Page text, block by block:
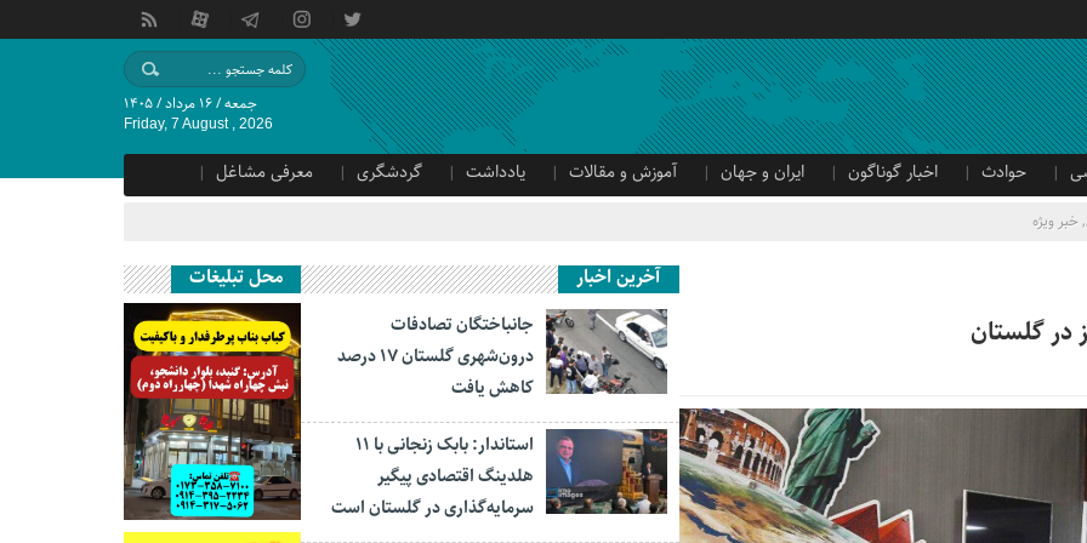
جمعه / ۱۶ مرداد / ۱۴۰۵
Friday, 7 August , 2026
حوادث اخبار گوناگون ایران و جهان آموزش و مقالات یادداشت گردشگری
معرفی مشاغل
,خبر ویژه
آخرین اخبار
جانباختگان تصادفات
درون‌شهری گلستان ۱۷ درصد
کاهش یافت
استاندار: بابک زنجانی با ۱۱
هلدینگ اقتصادی پیگیر
سرمایه‌گذاری در گلستان است
محل تبلیغات